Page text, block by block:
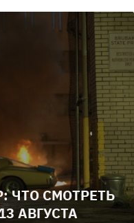
ЧТО СМОТРЕТЬ
АВГУСТА